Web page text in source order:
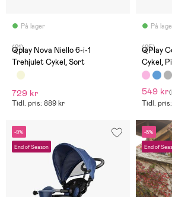
På lager
(21)
Qplay Nova Niello 6-i-1
Trehjulet Cykel, Sort
729 kr
Tidl. pris: 889 kr
På
(25)
QPlay
Cykel,
549 kr(
Tidl.
-9%
End of Season
-8%
End of